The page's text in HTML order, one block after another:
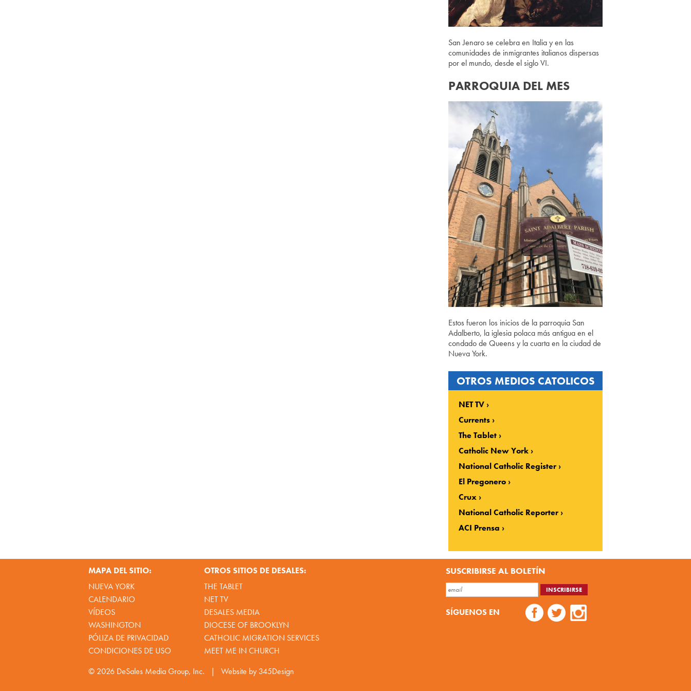
San Jenaro se celebra en Italia y en las
comunidades de inmigrantes italianos dispersas
por el mundo, desde el siglo VI.
PARROQUIA DEL MES
Estos fueron los inicios de la parroquia San
Adalberto, la iglesia polaca más antigua en el
condado de Queens y la cuarta en la ciudad de
Nueva York.
OTROS MEDIOS CATOLICOS
NET TV
Currents
The Tablet
Catholic New York
National Catholic Register
El Pregonero
Crux
National Catholic Reporter
ACI Prensa
MAPA DEL SITIO:
NUEVA YORK
CALENDARIO
VÍDEOS
WASHINGTON
PÓLIZA DE PRIVACIDAD
CONDICIONES DE USO
OTROS SITIOS DE DESALES:
THE TABLET
NET TV
DESALES MEDIA
DIOCESE OF BROOKLYN
CATHOLIC MIGRATION SERVICES
MEET ME IN CHURCH
SUSCRIBIRSE AL BOLETÍN
SÍGUENOS EN
© 2026 DeSales Media Group, Inc. | Website by 345Design